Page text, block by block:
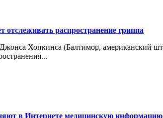
распространение гриппа
Хопкинса (Балтимор, американский
в Интернете медицинскую информацию